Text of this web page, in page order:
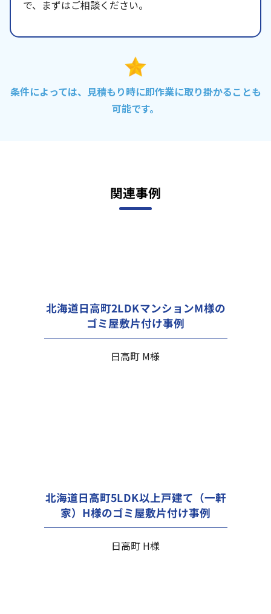
で、まずはご相談ください。
条件によっては、見積もり時に即作業に取り掛かることも
可能です。
関連事例
北海道日高町2LDKマンションM様の
ゴミ屋敷片付け事例
日高町 M様
北海道日高町5LDK以上戸建て（一軒
家）H様のゴミ屋敷片付け事例
日高町 H様